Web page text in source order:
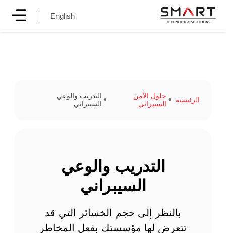
English
الرئيسية
حلول الأمن
السيبراني
التدريب والوعي
السيبراني
التدريب والوعي
السيبراني
بالنظر إلى حجم الخسائر التي قد
تتعرض لها مؤسستك بفعل المخاطر